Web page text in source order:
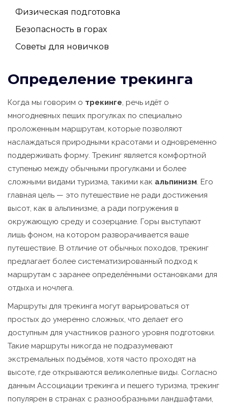
Физическая подготовка
Безопасность в горах
Советы для новичков
Определение трекинга
Когда мы говорим о трекинге, речь идёт о
многодневных пеших прогулках по специально
проложенным маршрутам, которые позволяют
наслаждаться природными красотами и одновременно
поддерживать форму. Трекинг является комфортной
ступенью между обычными прогулками и более
сложными видами туризма, такими как альпинизм. Его
главная цель — это путешествие не ради достижения
высот, как в альпинизме, а ради погружения в
окружающую среду и созерцание. Горы выступают
лишь фоном, на котором разворачивается ваше
путешествие. В отличие от обычных походов, трекинг
предлагает более систематизированный подход к
маршрутам с заранее определёнными остановками для
отдыха и ночлега.
Маршруты для трекинга могут варьироваться от
простых до умеренно сложных, что делает его
доступным для участников разного уровня подготовки.
Такие маршруты никогда не подразумевают
экстремальных подъёмов, хотя часто проходят на
высоте, где открываются великолепные виды. Согласно
данным Ассоциации трекинга и пешего туризма, трекинг
популярен в странах с разнообразными ландшафтами,